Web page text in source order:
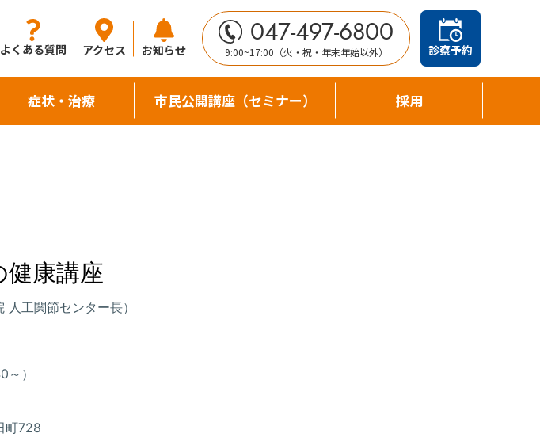
047-497-6800
9:00~17:00（火・祝・年末年始以外） 診察予約
よくある質問 アクセス お知らせ
症状・治療 市民公開講座（セミナー） 採用